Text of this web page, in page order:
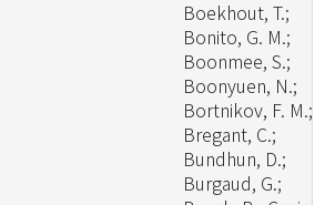
Boekhout, T.;
Bonito, G. M.;
Boonmee, S.;
Boonyuen, N.;
Bortnikov, F. M.;
Bregant, C.;
Bundhun, D.;
Burgaud, G.;